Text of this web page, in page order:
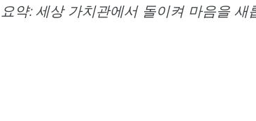
요약: 세상 가치관에서 돌이켜 마음을